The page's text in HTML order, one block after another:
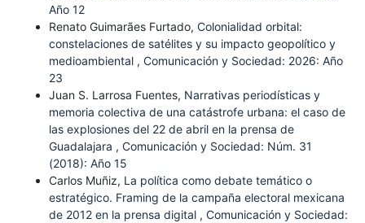
Año 12
Renato Guimarães Furtado, Colonialidad orbital:
constelaciones de satélites y su impacto geopolítico y
medioambiental , Comunicación y Sociedad: 2026: Año
23
Juan S. Larrosa Fuentes, Narrativas periodísticas y
memoria colectiva de una catástrofe urbana: el caso de
las explosiones del 22 de abril en la prensa de
Guadalajara , Comunicación y Sociedad: Núm. 31
(2018): Año 15
Carlos Muñiz, La política como debate temático o
estratégico. Framing de la campaña electoral mexicana
de 2012 en la prensa digital , Comunicación y Sociedad: